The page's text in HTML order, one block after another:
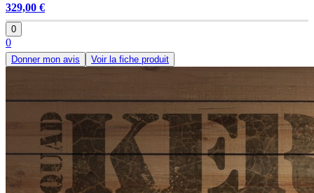
329,00 €
0
0
Donner mon avis Voir la fiche produit